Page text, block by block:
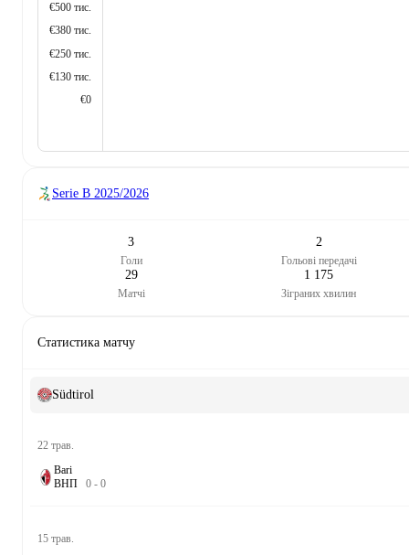
€500 тис.
€380 тис.
€250 тис.
€130 тис.
€0
Serie B 2025/2026
3
Голи
2
Гольові передачі
29
Матчі
1 175
Зіграних хвилин
Статистика матчу
Südtirol
22 трав.
Bari
ВНП 0 - 0
15 трав.